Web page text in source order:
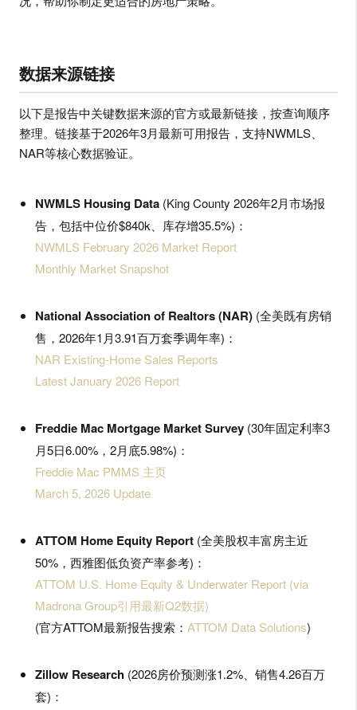
数据来源链接
以下是报告中关键数据来源的官方或最新链接，按查询顺序
整理。链接基于2026年3月最新可用报告，支持NWMLS、
NAR等核心数据验证。
NWMLS Housing Data (King County 2026年2月市场报
告，包括中位价$840k、库存增35.5%)：
NWMLS February 2026 Market Report
Monthly Market Snapshot
National Association of Realtors (NAR) (全美既有房销
售，2026年1月3.91百万套季调年率)：
NAR Existing-Home Sales Reports
Latest January 2026 Report
Freddie Mac Mortgage Market Survey (30年固定利率3
月5日6.00%，2月底5.98%)：
Freddie Mac PMMS 主页
March 5, 2026 Update
ATTOM Home Equity Report (全美股权丰富房主近
50%，西雅图低负资产率参考)：
ATTOM U.S. Home Equity & Underwater Report (via
Madrona Group引用最新Q2数据)
(官方ATTOM最新报告搜索： ATTOM Data Solutions)
Zillow Research (2026房价预测涨1.2%、销售4.26百万
套)：